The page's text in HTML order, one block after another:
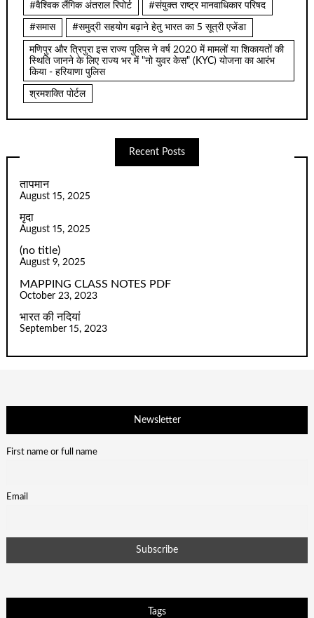
#वैश्विक लैंगिक अंतराल रिपोर्ट #संयुक्त राष्ट्र मानवाधिकार परिषद
#समास #समुद्री सहयोग बढ़ाने हेतु भारत का 5 सूत्री एजेंडा
मणिपुर और त्रिपुरा इस राज्य पुलिस ने वर्ष 2020 में मामलों या शिकायतों की
स्थिति जानने के लिए राज्य भर में "नो युवर केस" (KYC) योजना का आरंभ
किया - हरियाणा पुलिस
श्रमशक्ति पोर्टल
Recent Posts
तापमान
August 15, 2025
मृदा
August 15, 2025
(no title)
August 9, 2025
MAPPING CLASS NOTES PDF
October 23, 2023
भारत की नदियां
September 15, 2023
Newsletter
First name or full name
Email
Tags